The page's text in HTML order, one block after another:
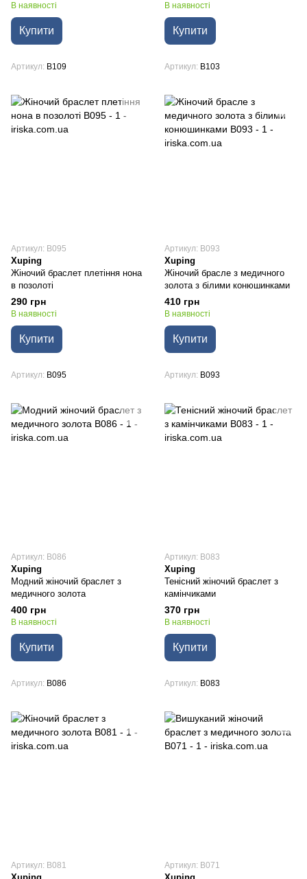
В наявності
Купити
Артикул B109
В наявності
Купити
Артикул B103
Артикул: B095
Xuping
Жіночий браслет плетіння нона
в позолоті
290 грн
В наявності
Купити
Артикул B095
Артикул: B093
Xuping
Жіночий брасле з медичного
золота з білими конюшинками
410 грн
В наявності
Купити
Артикул B093
Артикул: B086
Xuping
Модний жіночий браслет з
медичного золота
400 грн
В наявності
Купити
Артикул B086
Артикул: B083
Xuping
Тенісний жіночий браслет з
камінчиками
370 грн
В наявності
Купити
Артикул B083
Артикул: B081 Артикул: B071